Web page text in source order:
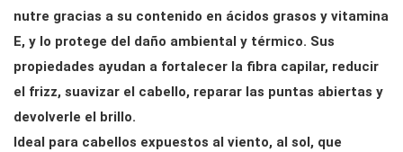
nutre gracias a su contenido en ácidos grasos y vitamina
E, y lo protege del daño ambiental y térmico. Sus
propiedades ayudan a fortalecer la fibra capilar, reducir
el frizz, suavizar el cabello, reparar las puntas abiertas y
devolverle el brillo.
Ideal para cabellos expuestos al viento, al sol, que